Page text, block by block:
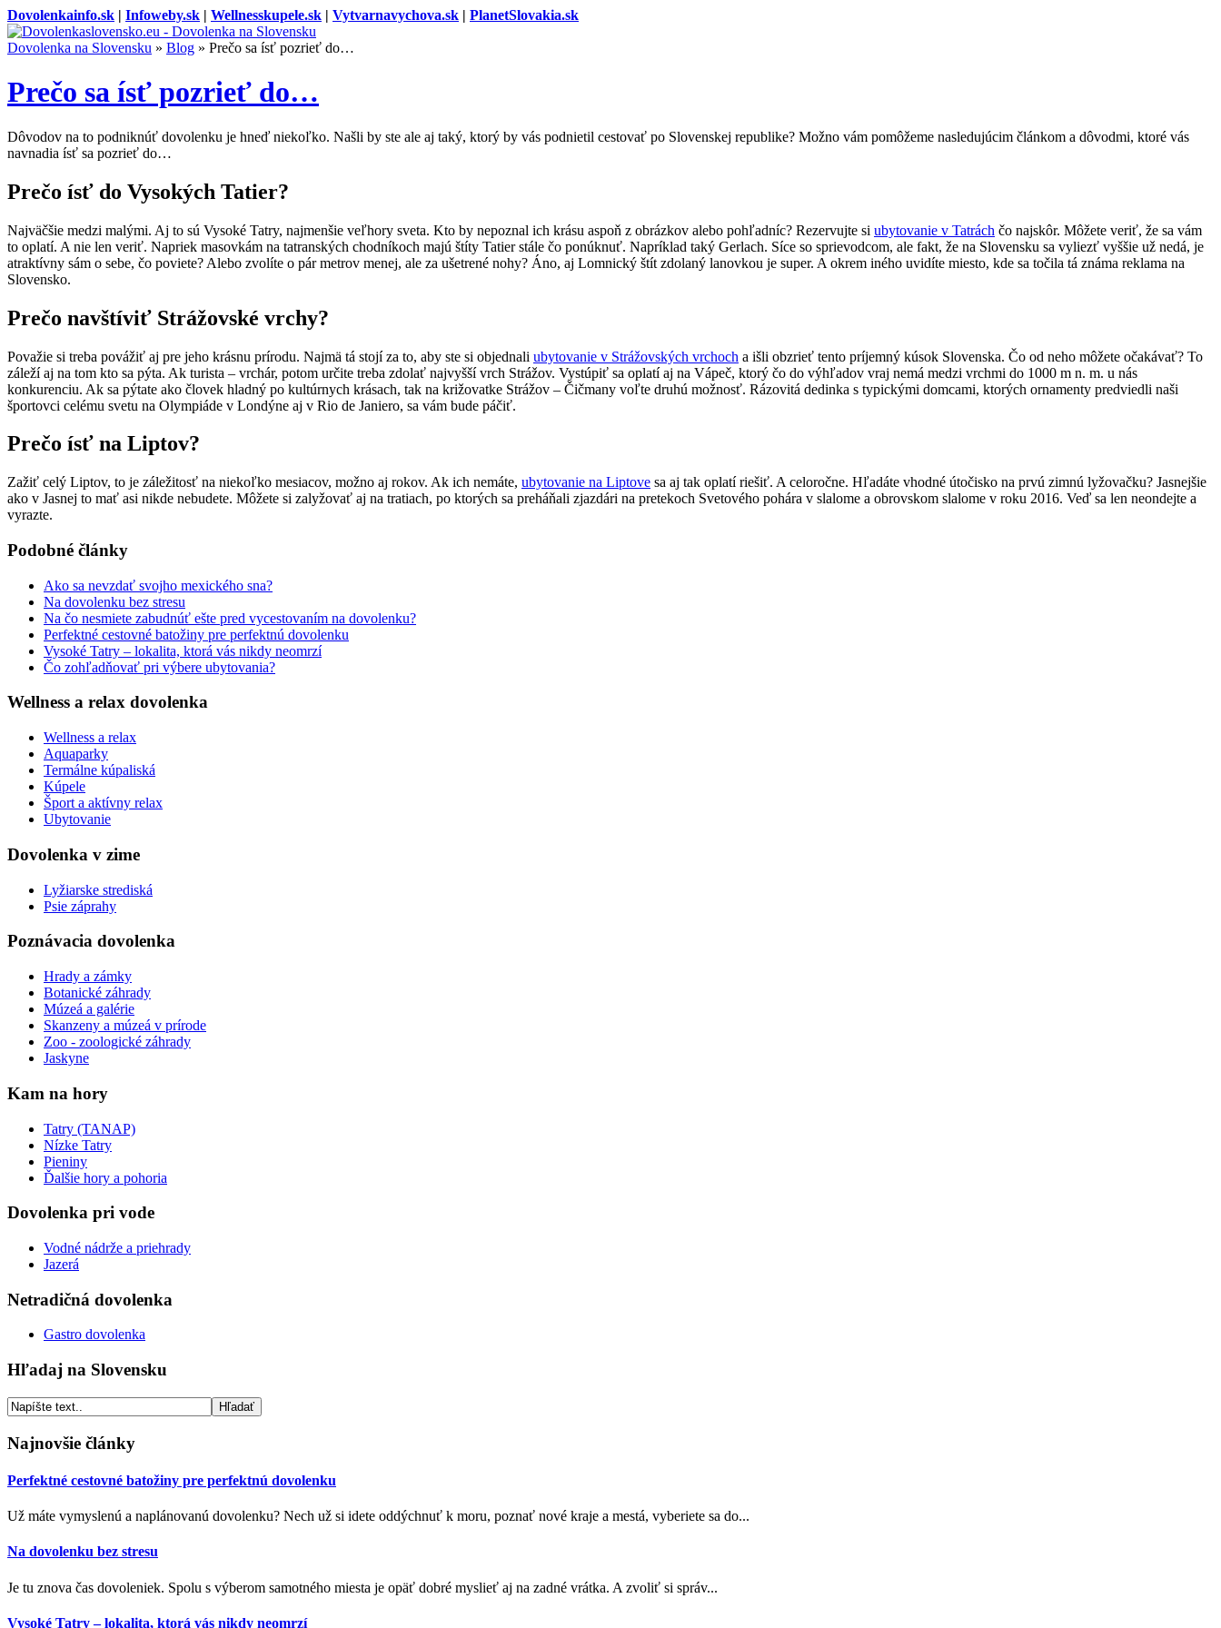
Dovolenkainfo.sk | Infoweby.sk | Wellnesskupele.sk | Vytvarnavychova.sk | PlanetSlovakia.sk
Dovolenka na Slovensku » Blog » Prečo sa ísť pozrieť do…
Prečo sa ísť pozrieť do…
Dôvodov na to podniknúť dovolenku je hneď niekoľko. Našli by ste ale aj taký, ktorý by vás podnietil cestovať po Slovenskej republike? Možno vám pomôžeme nasledujúcim článkom a dôvodmi, ktoré vás
navnadia ísť sa pozrieť do…
Prečo ísť do Vysokých Tatier?
Najväčšie medzi malými. Aj to sú Vysoké Tatry, najmenšie veľhory sveta. Kto by nepoznal ich krásu aspoň z obrázkov alebo pohľadníc? Rezervujte si ubytovanie v Tatrách čo najskôr. Môžete veriť, že sa vám
to oplatí. A nie len veriť. Napriek masovkám na tatranských chodníkoch majú štíty Tatier stále čo ponúknuť. Napríklad taký Gerlach. Síce so sprievodcom, ale fakt, že na Slovensku sa vyliezť vyššie už nedá, je
atraktívny sám o sebe, čo poviete? Alebo zvolíte o pár metrov menej, ale za ušetrené nohy? Áno, aj Lomnický štít zdolaný lanovkou je super. A okrem iného uvidíte miesto, kde sa točila tá známa reklama na
Slovensko.
Prečo navštíviť Strážovské vrchy?
Považie si treba povážiť aj pre jeho krásnu prírodu. Najmä tá stojí za to, aby ste si objednali ubytovanie v Strážovských vrchoch a išli obzrieť tento príjemný kúsok Slovenska. Čo od neho môžete očakávať? To
záleží aj na tom kto sa pýta. Ak turista – vrchár, potom určite treba zdolať najvyšší vrch Strážov. Vystúpiť sa oplatí aj na Vápeč, ktorý čo do výhľadov vraj nemá medzi vrchmi do 1000 m n. m. u nás
konkurenciu. Ak sa pýtate ako človek hladný po kultúrnych krásach, tak na križovatke Strážov – Čičmany voľte druhú možnosť. Rázovitá dedinka s typickými domcami, ktorých ornamenty predviedli naši
športovci celému svetu na Olympiáde v Londýne aj v Rio de Janiero, sa vám bude páčiť.
Prečo ísť na Liptov?
Zažiť celý Liptov, to je záležitosť na niekoľko mesiacov, možno aj rokov. Ak ich nemáte, ubytovanie na Liptove sa aj tak oplatí riešiť. A celoročne. Hľadáte vhodné útočisko na prvú zimnú lyžovačku? Jasnejšie
ako v Jasnej to mať asi nikde nebudete. Môžete si zalyžovať aj na tratiach, po ktorých sa preháňali zjazdári na pretekoch Svetového pohára v slalome a obrovskom slalome v roku 2016. Veď sa len neondejte a
vyrazte.
Podobné články
Ako sa nevzdať svojho mexického sna?
Na dovolenku bez stresu
Na čo nesmiete zabudnúť ešte pred vycestovaním na dovolenku?
Perfektné cestovné batožiny pre perfektnú dovolenku
Vysoké Tatry – lokalita, ktorá vás nikdy neomrzí
Čo zohľadňovať pri výbere ubytovania?
Wellness a relax dovolenka
Wellness a relax
Aquaparky
Termálne kúpaliská
Kúpele
Šport a aktívny relax
Ubytovanie
Dovolenka v zime
Lyžiarske strediská
Psie záprahy
Poznávacia dovolenka
Hrady a zámky
Botanické záhrady
Múzeá a galérie
Skanzeny a múzeá v prírode
Zoo - zoologické záhrady
Jaskyne
Kam na hory
Tatry (TANAP)
Nízke Tatry
Pieniny
Ďalšie hory a pohoria
Dovolenka pri vode
Vodné nádrže a priehrady
Jazerá
Netradičná dovolenka
Gastro dovolenka
Hľadaj na Slovensku
Najnovšie články
Perfektné cestovné batožiny pre perfektnú dovolenku
Už máte vymyslenú a naplánovanú dovolenku? Nech už si idete oddýchnuť k moru, poznať nové kraje a mestá, vyberiete sa do...
Na dovolenku bez stresu
Je tu znova čas dovoleniek. Spolu s výberom samotného miesta je opäť dobré myslieť aj na zadné vrátka. A zvoliť si správ...
Vysoké Tatry – lokalita, ktorá vás nikdy neomrzí